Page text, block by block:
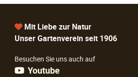
Mit Liebe zur Natur
Unser Gartenverein seit 1906
Besuchen Sie uns auch auf
Youtube